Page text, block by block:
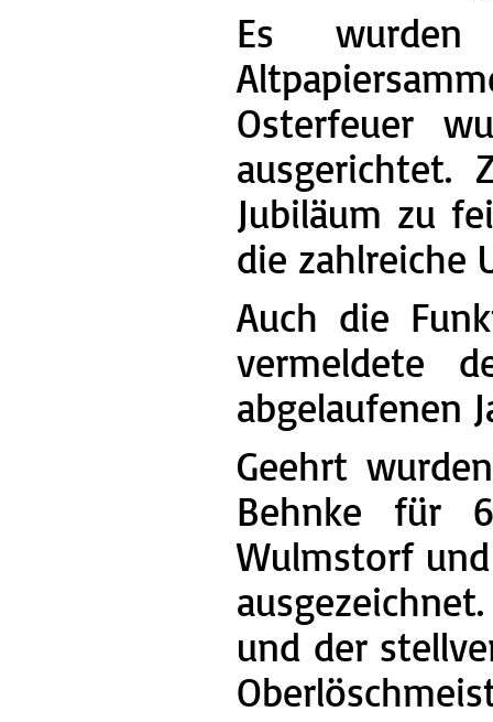
Es wurden
Osterfeuer
ausgerichtet.
Jubiläum zu
die zahlreiche
Auch die
vermeldete
abgelaufenen
Geehrt
Behnke für
Wulmstorf
und der